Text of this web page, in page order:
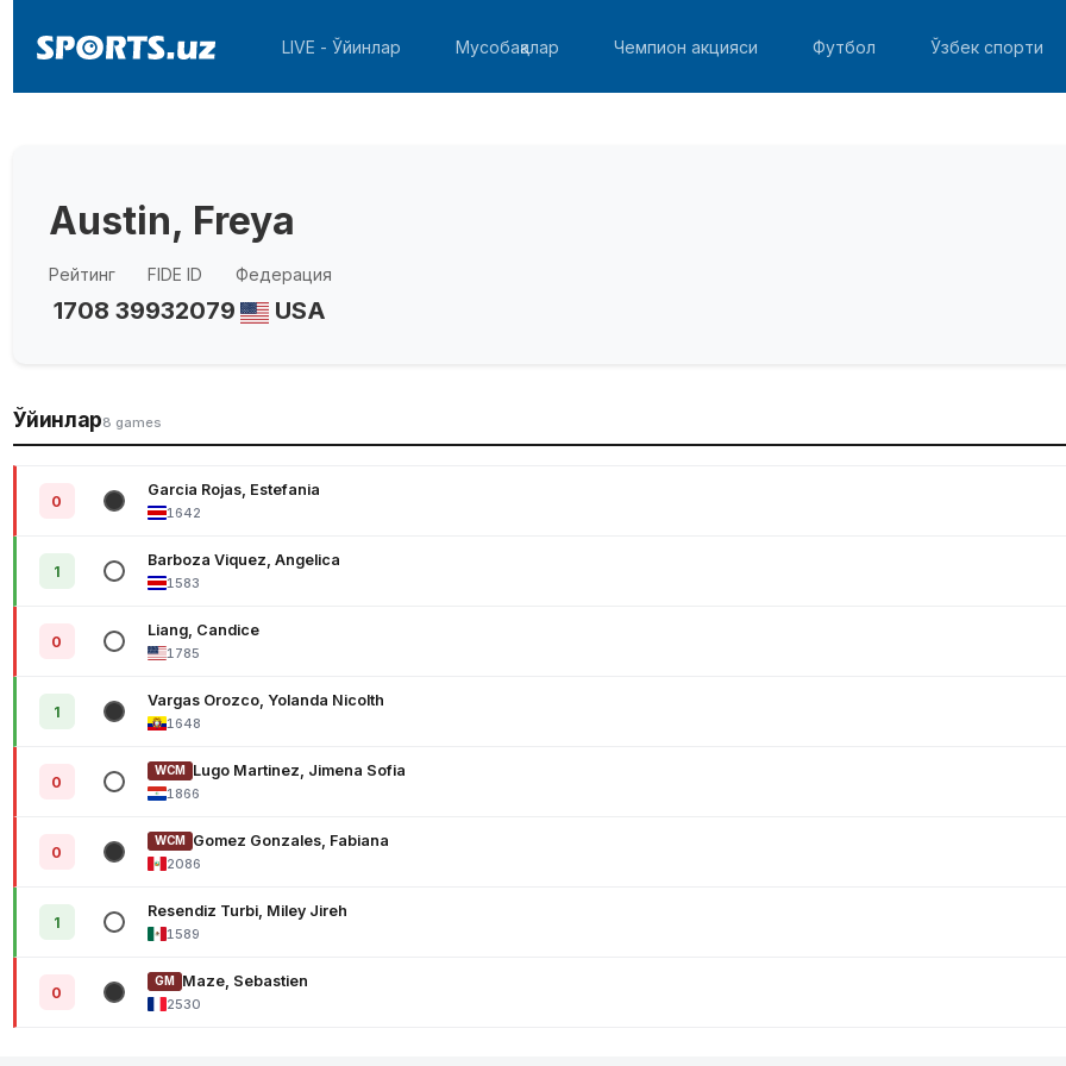
LIVE - Ўйинлар Мусобақалар Чемпион акцияси Футбол Ўзбек спорти
Austin, Freya
Рейтинг
1708
FIDE ID
39932079
Федерация
USA
Ўйинлар8 games
0
Garcia Rojas, Estefania
1642
1
Barboza Viquez, Angelica
1583
0
Liang, Candice
1785
1
Vargas Orozco, Yolanda Nicolth
1648
0
WCM Lugo Martinez, Jimena Sofia
1866
0
WCM Gomez Gonzales, Fabiana
2086
1
Resendiz Turbi, Miley Jireh
1589
0
GM Maze, Sebastien
2530